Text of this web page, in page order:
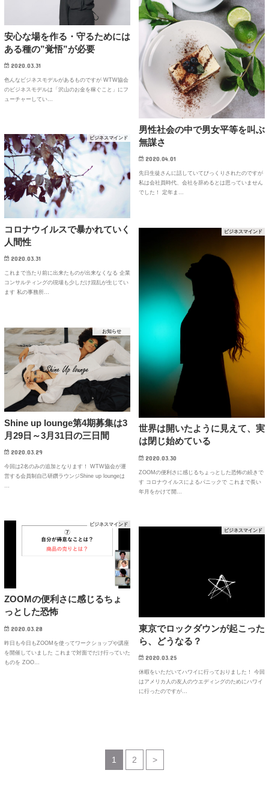
男性社会の中で男女平等を叫ぶ
無謀さ
2020.04.01
先日生徒さんに話していてびっくりされたのですが
私は会社員時代、会社を辞めるとは思っていません
でした！ 定年ま…
安心な場を作る・守るためには
ある種の”覚悟”が必要
2020.03.31
色んなビジネスモデルがあるものですが WTW協会
のビジネスモデルは「沢山のお金を稼ぐこと」にフ
ューチャーしてい…
ビジネスマインド
コロナウイルスで暴かれていく
人間性
2020.03.31
これまで当たり前に出来たものが出来なくなる 企業
コンサルティングの現場も少しだけ混乱が生じてい
ます 私の事務所…
ビジネスマインド
世界は開いたように見えて、実
は閉じ始めている
2020.03.30
ZOOMの便利さに感じるちょっとした恐怖の続きで
す コロナウイルスによるパニックで これまで長い
年月をかけて開…
お知らせ
Shine up lounge第4期募集は3
月29日～3月31日の三日間
2020.03.29
今回は2名のみの追加となります！ WTW協会が運
営する会員制自己研鑽ラウンジShine up loungeは
…
ビジネスマインド
ZOOMの便利さに感じるちょ
っとした恐怖
2020.03.28
昨日も今日もZOOMを使ってワークショップや講座
を開催していました これまで対面でだけ行っていた
ものを ZOO…
ビジネスマインド
東京でロックダウンが起こった
ら、どうなる？
2020.03.25
休暇をいただいてハワイに行っておりました！ 今回
はアメリカ人の友人のウエディングのためにハワイ
に行ったのですが…
1 2 >